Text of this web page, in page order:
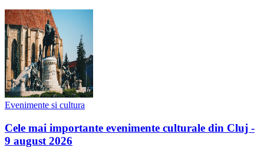
Evenimente si cultura
Cele mai importante evenimente culturale din Cluj -
9 august 2026